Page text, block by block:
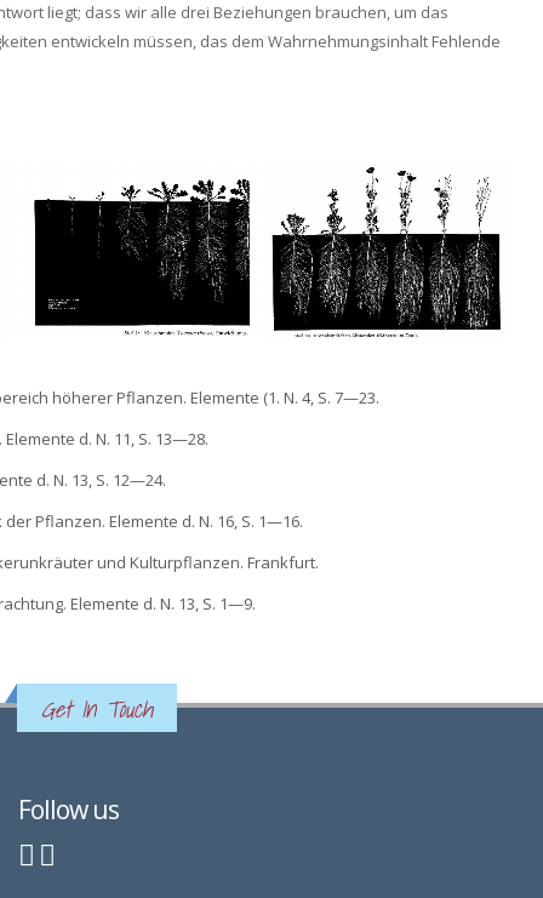
liegt; dass wir alle drei Beziehungen brauchen, um das
entwickeln müssen, das dem Wahrnehmungsinhalt Fehlende
höherer Pflanzen. Elemente (1. N. 4, S. 7—23.
d. N. 11, S. 13—28.
d. N. 13, S. 12—24.
Pflanzen. Elemente d. N. 16, S. 1—16.
und Kulturpflanzen. Frankfurt.
Elemente d. N. 13, S. 1—9.
Get In Touch
Follow us